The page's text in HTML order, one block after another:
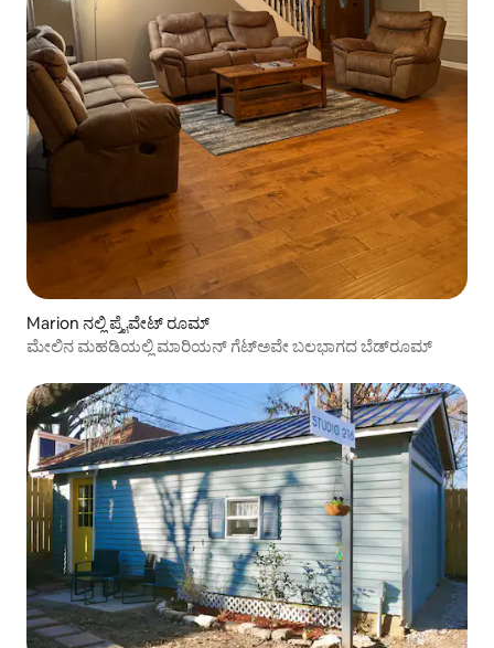
Marion ನಲ್ಲಿ ಪ್ರೈವೇಟ್ ರೂಮ್
ಮೇಲಿನ ಮಹಡಿಯಲ್ಲಿ ಮಾರಿಯನ್ ಗೆಟ್‌ಅವೇ ಬಲಭಾಗದ ಬೆಡ್‌ರೂಮ್